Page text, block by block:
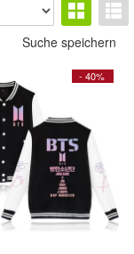
Suche speichern
- 40%